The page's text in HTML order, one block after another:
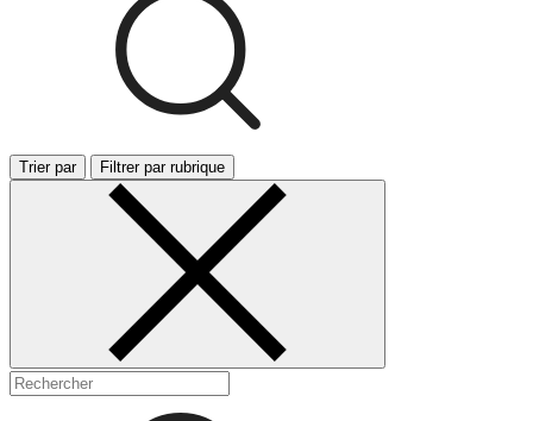
Trier par Filtrer par rubrique